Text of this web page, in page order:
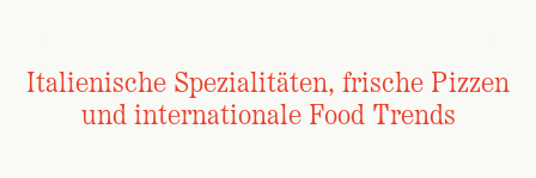
Italienische Spezialitäten, frische Pizzen
und internationale Food Trends